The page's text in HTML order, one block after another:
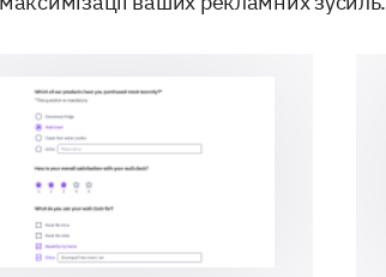
could change one thing about our